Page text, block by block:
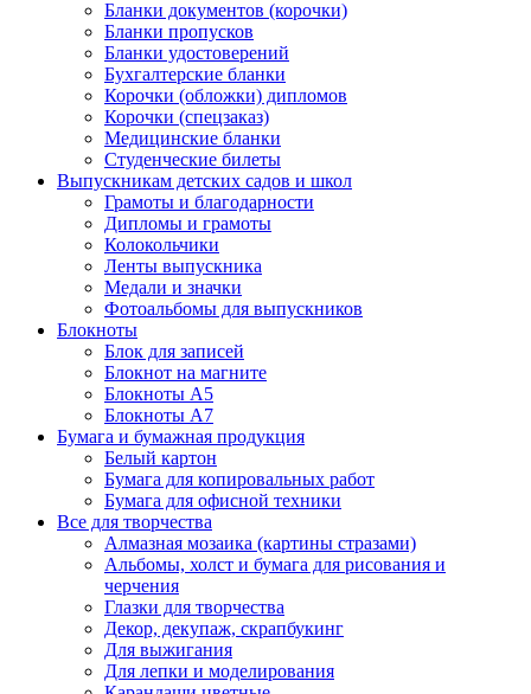
Бланки документов (корочки)
Бланки пропусков
Бланки удостоверений
Бухгалтерские бланки
Корочки (обложки) дипломов
Корочки (спецзаказ)
Медицинские бланки
Студенческие билеты
Выпускникам детских садов и школ
Грамоты и благодарности
Дипломы и грамоты
Колокольчики
Ленты выпускника
Медали и значки
Фотоальбомы для выпускников
Блокноты
Блок для записей
Блокнот на магните
Блокноты А5
Блокноты А7
Бумага и бумажная продукция
Белый картон
Бумага для копировальных работ
Бумага для офисной техники
Все для творчества
Алмазная мозаика (картины стразами)
Альбомы, холст и бумага для рисования и
черчения
Глазки для творчества
Декор, декупаж, скрапбукинг
Для выжигания
Для лепки и моделирования